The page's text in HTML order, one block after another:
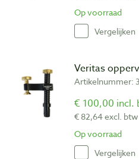
Op voorraad
Vergelijken
Veritas
Artikelnummer:
€ 100,00 incl.
€ 82,64 excl. btw
Op voorraad
Vergelijken